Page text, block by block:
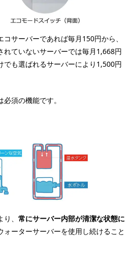
サーバーであれば毎月150円から、
れていないサーバーでは毎月1,668円
でも選ばれるサーバーにより1,500円
須の機能です。
、 常にサーバー内部が清潔な状態に
ォーターサーバーを使用し続けること